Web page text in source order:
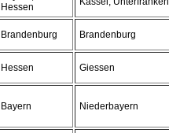
Hessen
Brandenburg Brandenburg
Hessen Giessen
Bayern Niederbayern